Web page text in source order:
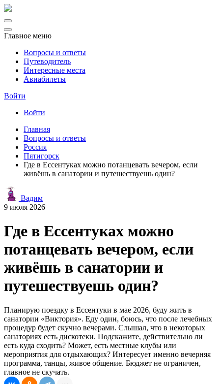
Главное меню
Вопросы и ответы
Путеводитель
Интересные места
Авиабилеты
Войти
Войти
Главная
Вопросы и ответы
Россия
Пятигорск
Где в Ессентуках можно потанцевать вечером, если
живёшь в санатории и путешествуешь один?
Вадим
9 июля 2026
Где в Ессентуках можно
потанцевать вечером, если
живёшь в санатории и
путешествуешь один?
Планирую поездку в Ессентуки в мае 2026, буду жить в
санатории «Виктория». Еду один, боюсь, что после лечебных
процедур будет скучно вечерами. Слышал, что в некоторых
санаториях есть дискотеки. Подскажите, действительно ли
есть куда сходить? Может, есть местные клубы или
мероприятия для отдыхающих? Интересует именно вечерняя
программа, танцы, живое общение. Бюджет не ограничен,
главное не скучать.